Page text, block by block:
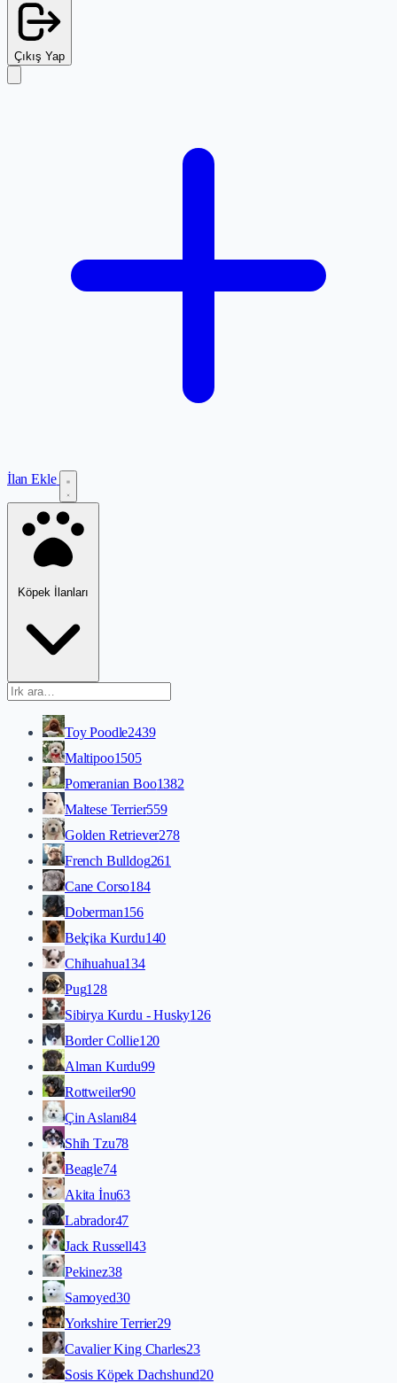
Çıkış Yap
İlan Ekle
Köpek İlanları
Toy Poodle2439
Maltipoo1505
Pomeranian Boo1382
Maltese Terrier559
Golden Retriever278
French Bulldog261
Cane Corso184
Doberman156
Belçika Kurdu140
Chihuahua134
Pug128
Sibirya Kurdu - Husky126
Border Collie120
Alman Kurdu99
Rottweiler90
Çin Aslanı84
Shih Tzu78
Beagle74
Akita İnu63
Labrador47
Jack Russell43
Pekinez38
Samoyed30
Yorkshire Terrier29
Cavalier King Charles23
Sosis Köpek Dachshund20